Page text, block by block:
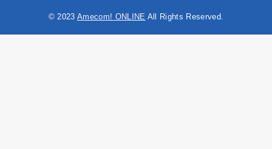
© 2023 Amecom! ONLINE All Rights Reserved.